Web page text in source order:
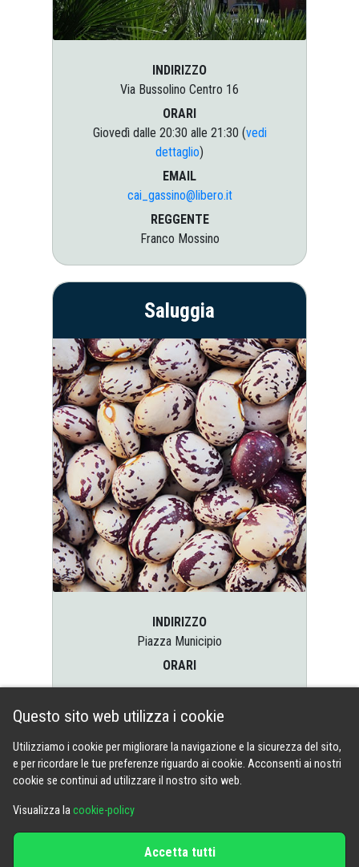
INDIRIZZO
Via Bussolino Centro 16
ORARI
Giovedì dalle 20:30 alle 21:30 (vedi
dettaglio)
EMAIL
cai_gassino@libero.it
REGGENTE
Franco Mossino
Saluggia
INDIRIZZO
Piazza Municipio
ORARI
...
saluggia@caichivasso.it
REGGENTE
Questo sito web utilizza i cookie
Utilizziamo i cookie per migliorare la navigazione e la sicurezza del sito,
e per ricordare le tue preferenze riguardo ai cookie. Acconsenti ai nostri
cookie se continui ad utilizzare il nostro sito web.
Visualizza lacookie-policy
Accetta tutti